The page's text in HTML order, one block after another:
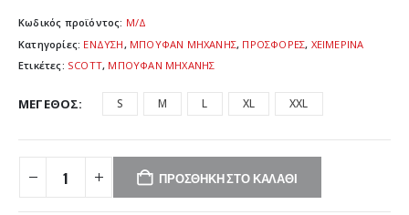
Κωδικός προϊόντος: Μ/Δ
Κατηγορίες: ΕΝΔΥΣΗ , ΜΠΟΥΦΑΝ ΜΗΧΑΝΗΣ, ΠΡΟΣΦΟΡΕΣ, ΧΕΙΜΕΡΙΝΑ
Ετικέτες: SCOTT, ΜΠΟΥΦΑΝ ΜΗΧΑΝΗΣ
ΜΈΓΕΘΟΣ S M L XL XXL
ΠΡΟΣΘΉΚΗ ΣΤΟ ΚΑΛΆΘΙ